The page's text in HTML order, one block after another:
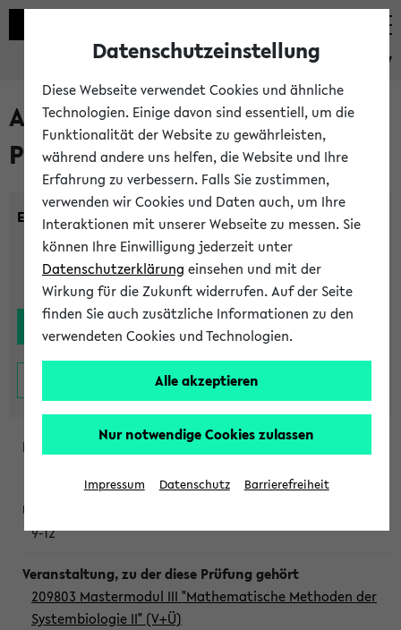
eKVV
Alle noch stattfindenden
Prüfungen
Einrichtung:
9-12
209803 Mastermodul III "Mathematische Methoden der
Systembiologie II" (V+Ü)
Datenschutzeinstellung
Diese Webseite verwendet Cookies und ähnliche
Technologien. Einige davon sind essentiell, um die
Funktionalität der Website zu gewährleisten,
während andere uns helfen, die Website und Ihre
Erfahrung zu verbessern. Falls Sie zustimmen,
verwenden wir Cookies und Daten auch, um Ihre
Interaktionen mit unserer Webseite zu messen. Sie
können Ihre Einwilligung jederzeit unter
Datenschutzerklärung einsehen und mit der
Wirkung für die Zukunft widerrufen. Auf der Seite
finden Sie auch zusätzliche Informationen zu den
verwendeten Cookies und Technologien.
Alle akzeptieren
Nur notwendige Cookies zulassen
Impressum Datenschutz Barrierefreiheit